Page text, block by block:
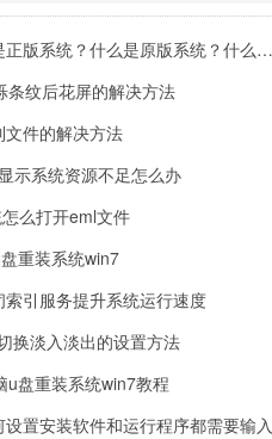
系统？什么是原版系统？什么是盗版系统？
条纹后花屏的解决方法
件的解决方法
示系统资源不足怎么办
么打开eml文件
重装系统win7
引服务提升系统运行速度
换淡入淡出的设置方法
u盘重装系统win7教程
置安装软件和运行程序都需要输入